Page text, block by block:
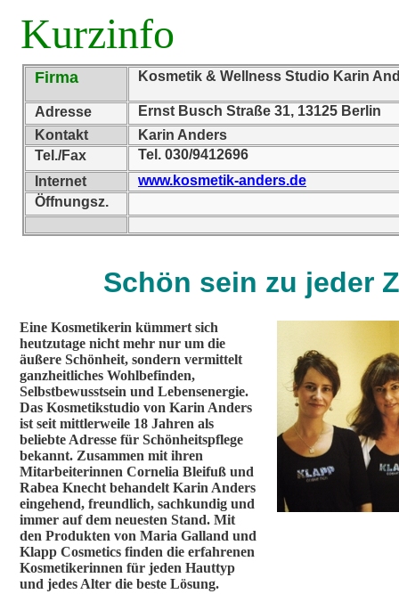
Kurzinfo
Firma Kosmetik & Wellness Studio Karin
Adresse
Ernst Busch Straße 31, 13125 Berlin
Kontakt
Karin Anders
Tel./Fax
Tel. 030/9412696
Internet
www.kosmetik-anders.de
Öffnungsz.
Schön sein zu jeder
Eine Kosmetikerin kümmert sich
heutzutage nicht mehr nur um die
äußere Schönheit, sondern vermittelt
ganzheitliches Wohlbefinden,
Selbstbewusstsein und Lebensenergie.
Das Kosmetikstudio von Karin Anders
ist seit mittlerweile 18 Jahren als
beliebte Adresse für Schönheitspflege
bekannt. Zusammen mit ihren
Mitarbeiterinnen Cornelia Bleifuß und
Rabea Knecht behandelt Karin Anders
eingehend, freundlich, sachkundig und
immer auf dem neuesten Stand. Mit
den Produkten von Maria Galland und
Klapp Cosmetics finden die erfahrenen
Kosmetikerinnen für jeden Hauttyp
und jedes Alter die beste Lösung.